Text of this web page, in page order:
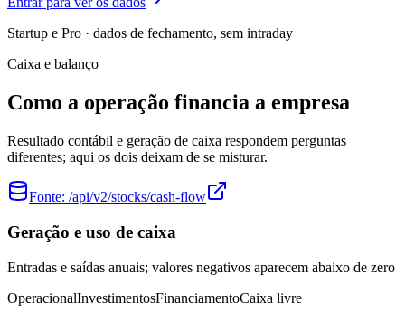
Startup e Pro · dados de fechamento, sem intraday
Caixa e balanço
Como a operação financia a empresa
Resultado contábil e geração de caixa respondem perguntas
diferentes; aqui os dois deixam de se misturar.
Fonte: /api/v2/stocks/cash-flow
Geração e uso de caixa
Entradas e saídas anuais; valores negativos aparecem abaixo de zero
OperacionalInvestimentosFinanciamentoCaixa livre